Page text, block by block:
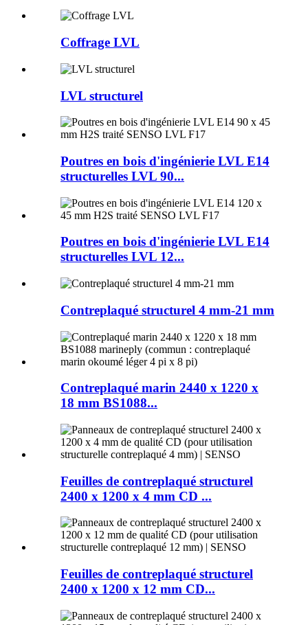
Coffrage LVL
LVL structurel
Poutres en bois d'ingénierie LVL E14
structurelles LVL 90...
Poutres en bois d'ingénierie LVL E14
structurelles LVL 12...
Contreplaqué structurel 4 mm-21 mm
Contreplaqué marin 2440 x 1220 x
18 mm BS1088...
Feuilles de contreplaqué structurel
2400 x 1200 x 4 mm CD ...
Feuilles de contreplaqué structurel
2400 x 1200 x 12 mm CD...